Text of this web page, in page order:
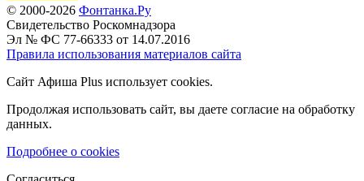
© 2000-2026 Фонтанка.Ру
Свидетельство Роскомнадзора
Эл № ФС 77-66333 от 14.07.2016
Правила использования материалов сайта
Сайт Афиша Plus использует cookies.
Продолжая использовать сайт, вы даете согласие на обработку
данных.
Подробнее о cookies